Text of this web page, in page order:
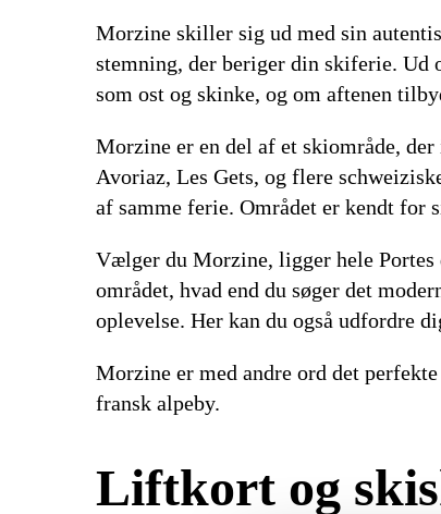
Morzine skiller sig ud med sin
stemning, der beriger din skiferie. Ud
som ost og skinke, og om aftenen
Morzine er en del af et skiområde,
Avoriaz, Les Gets, og flere
af samme ferie. Området er kendt
Vælger du Morzine, ligger hele
området, hvad end du søger det
oplevelse. Her kan du også udfordre
Morzine er med andre ord det
fransk alpeby.
Liftkort og